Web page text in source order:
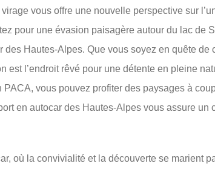
vous offre une nouvelle perspective sur
pour une évasion paisagère autour du lac de
Hautes-Alpes. Que vous soyez en quête de
est l’endroit rêvé pour une détente en pleine
vous pouvez profiter des paysages à
en autocar des Hautes-Alpes vous assure un
où la convivialité et la découverte se marient